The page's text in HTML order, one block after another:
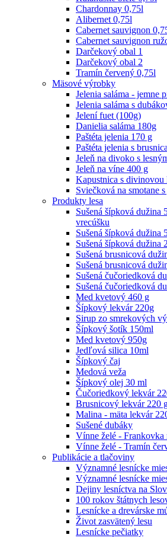
Chardonnay 0,75l
Alibernet 0,75l
Cabernet sauvignon
Cabernet sauvignon
Darčekový obal 1
Darčekový obal 2
Tramín červený 0,75l
Mäsové výrobky
Jelenia saláma - jemne
Jelenia saláma s
Jelení fuet (100g)
Danielia saláma 180g
Paštéta jelenia 170 g
Paštéta jelenia s
Jeleň na divoko s
Jeleň na víne 400 g
Kapustnica s divinovou
Sviečková na smotane
Produkty lesa
Sušená šípková dužina
vrecúšku
Sušená šípková dužina
Sušená šípková dužina
Sušená brusnicová
Sušená brusnicová
Sušená čučoriedková
Sušená čučoriedková
Med kvetový 460 g
Šípkový lekvár 220g
Sirup zo smrekových
Šípkový šotík 150ml
Med kvetový 950g
Jedľová silica 10ml
Šípkový čaj
Medová veža
Šípkový olej 30 ml
Čučoriedkový lekvár
Brusnicový lekvár 220
Malina - mäta lekvár
Sušené dubáky
Vínne želé - Frankovka
Vínne želé - Tramín
Publikácie a tlačoviny
Významné lesnícke
Významné lesnícke
Dejiny lesníctva na
100 rokov štátnych
Lesnícke a drevárske
Život zasvätený lesu
Lesnícke pečiatky